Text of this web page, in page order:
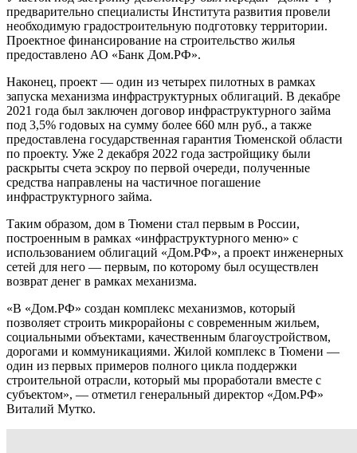
предварительно специалисты Института развития провели
необходимую градостроительную подготовку территории.
Проектное финансирование на строительство жилья
предоставлено АО «Банк Дом.РФ».
Наконец, проект — один из четырех пилотных в рамках
запуска механизма инфраструктурных облигаций. В декабре
2021 года был заключен договор инфраструктурного займа
под 3,5% годовых на сумму более 660 млн руб., а также
предоставлена государственная гарантия Тюменской области
по проекту. Уже 2 декабря 2022 года застройщику были
раскрыты счета эскроу по первой очереди, полученные
средства направлены на частичное погашение
инфраструктурного займа.
Таким образом, дом в Тюмени стал первым в России,
построенным в рамках «инфраструктурного меню» с
использованием облигаций «Дом.РФ», а проект инженерных
сетей для него — первым, по которому был осуществлен
возврат денег в рамках механизма.
«В «Дом.РФ» создан комплекс механизмов, который
позволяет строить микрорайоны с современным жильем,
социальными объектами, качественным благоустройством,
дорогами и коммуникациями. Жилой комплекс в Тюмени —
один из первых примеров полного цикла поддержки
строительной отрасли, который мы проработали вместе с
субъектом», — отметил генеральный директор «Дом.РФ»
Виталий Мутко.